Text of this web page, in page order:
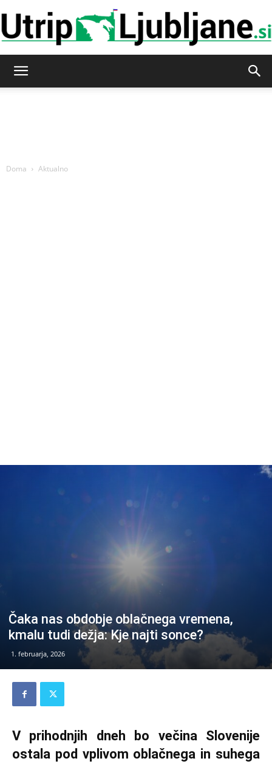
Doma Aktualno
Čaka nas obdobje oblačnega vremena,
kmalu tudi dežja: Kje najti sonce?
1. februarja, 2026
V prihodnjih dneh bo večina Slovenije
ostala pod vplivom oblačnega in suhega